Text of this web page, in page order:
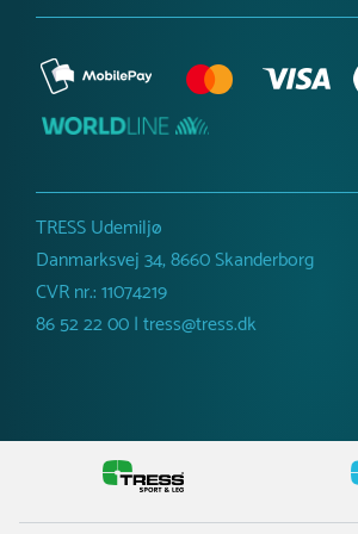
TRESS Udemiljø
Danmarksvej 34, 8660 Skanderborg
CVR nr.: 11074219
86 52 22 00 | tress@tress.dk